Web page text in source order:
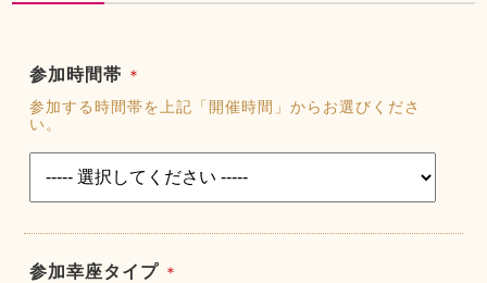
参加時間帯 ＊
参加する時間帯を上記「開催時間」からお選びくださ
い。
参加幸座タイプ ＊